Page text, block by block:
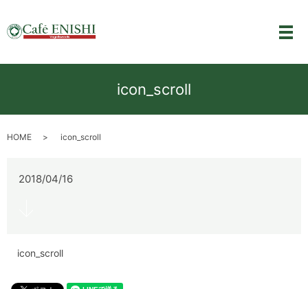
メ
icon_scroll
HOME icon_scroll
2018/04/16
icon_scroll